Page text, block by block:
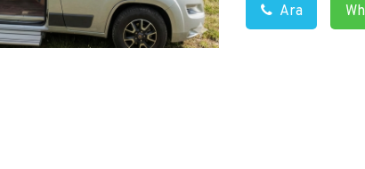
Ara